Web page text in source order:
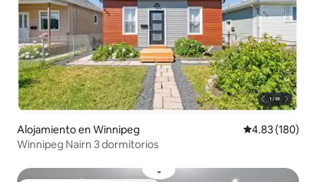
Alojamiento en Winnipeg Calificación
4.83 (180)
Winnipeg Nairn 3 dormitorios